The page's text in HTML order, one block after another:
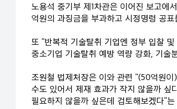
노용석 중기부 제1차관은 이어진 보고에
억원의 과징금을 부과하고 시정명령 공
또 "반복적 기술탈취 기업엔 정부 입찰
중소기업 기술탈취 예방 역량 강화, 기술
조원철 법제처장은 이와 관련 "(50억원
수도 있어서 제재 효과가 작지 않을까 싶
필요하지 않을까 싶은데 검토해보겠다"